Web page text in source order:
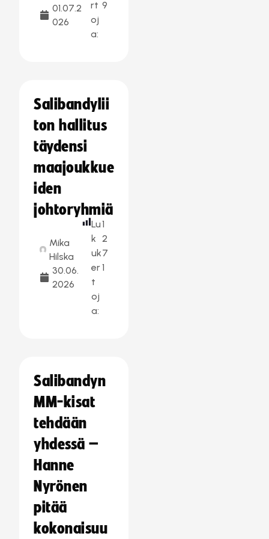
01.07.2
026
rt
oj
a:
9
Salibandylii
ton hallitus
täydensi
maajoukkue
iden
johtoryhmiä
Mika
Hilska
30.06.
2026
Lu
k
uk
er
t
oj
a:
1
2
7
1
Salibandyn
MM-kisat
tehdään
yhdessä –
Hanne
Nyrönen
pitää
kokonaisuu